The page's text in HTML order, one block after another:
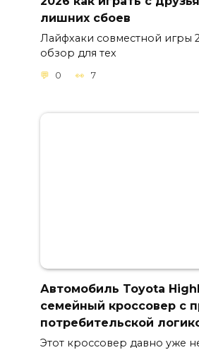
лишних сбоев
Лайфхаки совместной игры
обзор для тех
0 7
Автомобиль Toyota
семейный кроссовер с
потребительской
Этот кроссовер давно уже